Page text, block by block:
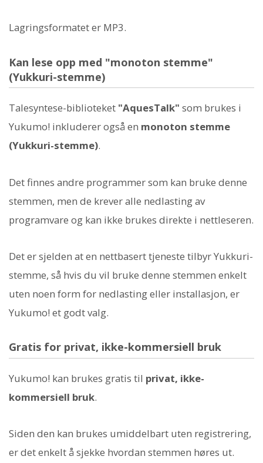
Lagringsformatet er MP3.
Kan lese opp med "monoton stemme"
(Yukkuri-stemme)
Talesyntese-biblioteket "AquesTalk" som brukes i
Yukumo! inkluderer også en monoton stemme
(Yukkuri-stemme).
Det finnes andre programmer som kan bruke denne
stemmen, men de krever alle nedlasting av
programvare og kan ikke brukes direkte i nettleseren.
Det er sjelden at en nettbasert tjeneste tilbyr Yukkuri-
stemme, så hvis du vil bruke denne stemmen enkelt
uten noen form for nedlasting eller installasjon, er
Yukumo! et godt valg.
Gratis for privat, ikke-kommersiell bruk
Yukumo! kan brukes gratis til privat, ikke-
kommersiell bruk.
Siden den kan brukes umiddelbart uten registrering,
er det enkelt å sjekke hvordan stemmen høres ut.